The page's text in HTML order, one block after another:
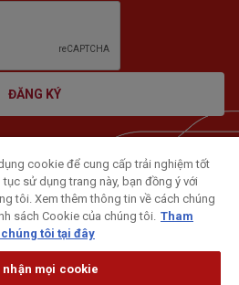
ĐĂNG KÝ
cookie để cung cấp trải nghiệm tốt
sử dụng trang này, bạn đồng ý với
tôi. Xem thêm thông tin về cách chúng
sách Cookie của chúng tôi. Tham
tôi tại đây
nhận mọi cookie